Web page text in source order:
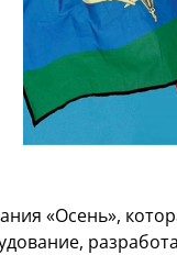
«Осень»,